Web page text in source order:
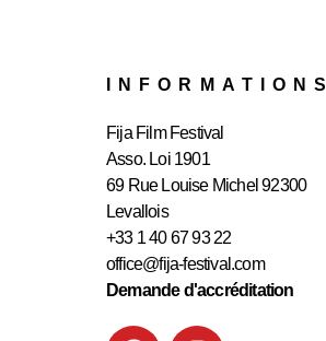
INFORMATIONS
Fija Film Festival
Asso. Loi 1901
69 Rue Louise Michel 92300
Levallois
+33 1 40 67 93 22
office@fija-festival.com
Demande d'accréditation